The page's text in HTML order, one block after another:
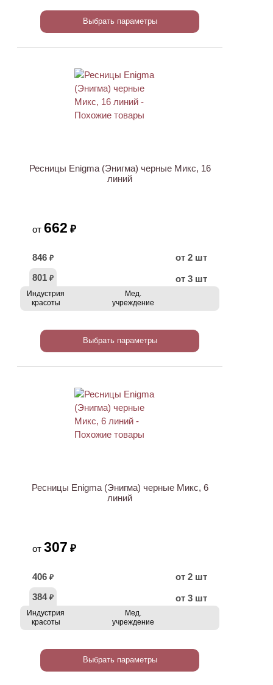
Выбрать параметры
Ресницы Enigma (Энигма) черные Микс, 16
линий
от 662 ₽
846 ₽
от 2 шт
801 ₽ от 3 шт
Индустрия
красоты
Мед.
учреждение
Выбрать параметры
Ресницы Enigma (Энигма) черные Микс, 6
линий
от 307 ₽
406 ₽
от 2 шт
384 ₽ от 3 шт
Индустрия
красоты
Мед.
учреждение
Выбрать параметры